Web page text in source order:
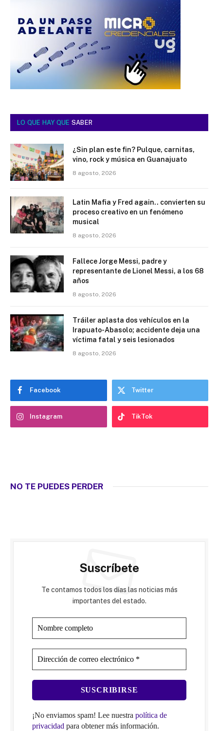
LO QUE HAY QUE SABER
¿Sin plan este fin? Pulque, carnitas,
vino, rock y música en Guanajuato
8 agosto, 2026
Latin Mafia y Fred again.. convierten su
proceso creativo en un fenómeno
musical
8 agosto, 2026
Fallece Jorge Messi, padre y
representante de Lionel Messi, a los 68
años
8 agosto, 2026
Tráiler aplasta dos vehículos en la
Irapuato-Abasolo; accidente deja una
víctima fatal y seis lesionados
8 agosto, 2026
Facebook Twitter
Instagram TikTok
NO TE PUEDES PERDER
Suscríbete
Te contamos todos los días las noticias más
importantes del estado.
¡No enviamos spam! Lee nuestra política de
privacidad para obtener más información.